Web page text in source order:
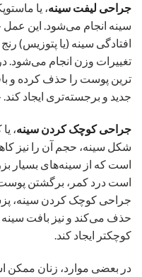
جراحی لیفت سینه، یا
سینه انجام می‌شود. این عمل
افتادگی سینه (یا پتوزیس)
تغییرات وزن انجام می‌شود.
ترین پوست را حذف کرده و
جدید و برجسته‌تری ایجاد
جراحی کوچک کردن سینه،
شکل سینه، حجم آن را نیز
است که از سینه‌های بسیار
است درد کمر، برگشتن پوست
جراحی کوچک کردن سینه،
حذف می‌کند و نیز بافت
کوچکتر ایجاد کند.
در بعضی موارد، زنان ممکن